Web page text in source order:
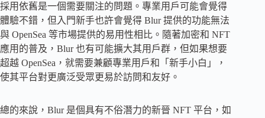
採用依舊是一個需要關注的問題。專業用戶可能會覺得
體驗不錯，但入門新手也許會覺得 Blur 提供的功能無法
與 OpenSea 等市場提供的易用性相比。隨著加密和 NFT
應用的普及，Blur 也有可能擴大其用戶群，但如果想要
超越 OpenSea，就需要兼顧專業用戶和「新手小白」，
使其平台對更廣泛受眾更易於訪問和友好。
總的來說，Blur 是個具有不俗潛力的新晉 NFT 平台，如